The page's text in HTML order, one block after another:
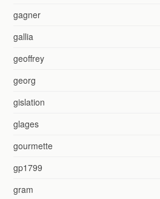
gagner
gallia
geoffrey
georg
gislation
glages
gourmette
gp1799
gram